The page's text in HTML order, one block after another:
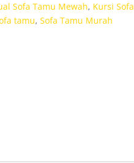
Sofa Tamu Mewah, Kursi Sofa
tamu,Sofa Tamu Murah